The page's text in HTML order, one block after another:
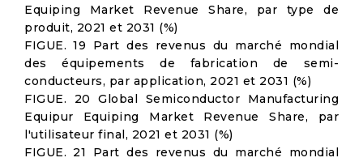
Equiping Market Revenue Share, par type de
produit, 2021 et 2031 (%)
FIGUE. 19 Part des revenus du marché mondial
des équipements de fabrication de semi-
conducteurs, par application, 2021 et 2031 (%)
FIGUE. 20 Global Semiconductor Manufacturing
Equipur Equiping Market Revenue Share, par
l'utilisateur final, 2021 et 2031 (%)
FIGUE. 21 Part des revenus du marché mondial